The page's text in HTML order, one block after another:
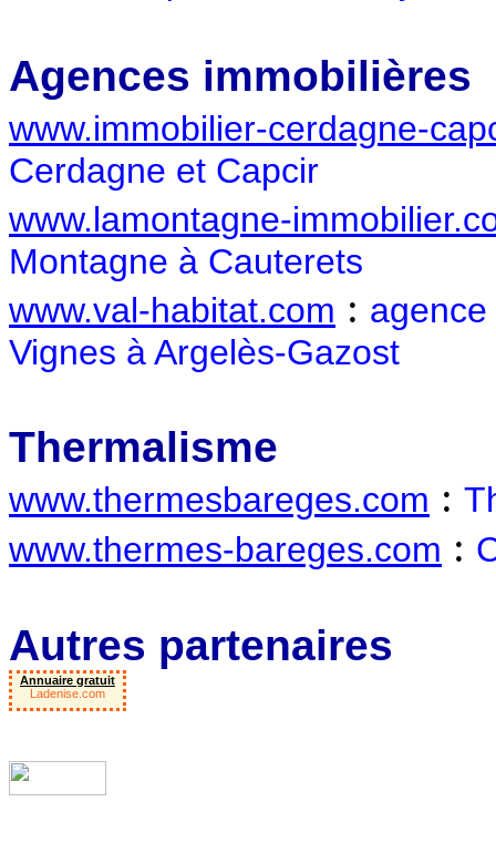
Agences immobilières
www.immobilier-cerdagne-
Cerdagne et Capcir
www.lamontagne-
Montagne à Cauterets
www.val-habitat.com :
Vignes à Argelès-Gazost
Thermalisme
www.thermesbareges.com :
www.thermes-bareges.com :
Autres partenaires
Annuaire gratuit
Ladenise.com